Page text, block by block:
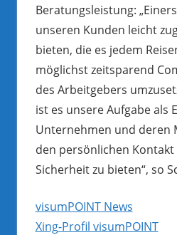
Beratungsleistung:
unseren Kunden leicht
bieten, die es jedem
möglichst zeitsparend
des Arbeitgebers
ist es unsere Aufgabe als
Unternehmen und deren
den persönlichen
Sicherheit zu bieten“, so
visumPOINT News
Xing-Profil visumPOINT